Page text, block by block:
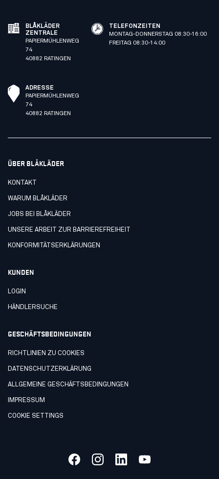
BLÅKLÄDER
ZENTRALE
PAPIERMÜHLENWEG
74
40882 RATINGEN
TELEFONZEITEN
MONTAG-DONNERSTAG 08:30-16:00
FREITAG 08:30-14:00
ADRESSE
PAPIERMÜHLENWEG
74
40882 RATINGEN
ÜBER BLÅKLÄDER
KONTAKT
WARUM BLÅKLÄDER
JOBS BEI BLÅKLÄDER
UNSERE ARBEIT ZUR BARRIEREFREIHEIT
KONFORMITÄTSERKLÄRUNGEN
KUNDEN
LOGIN
HÄNDLERSUCHE
GESCHÄFTSBEDINGUNGEN
RICHTLINIEN ZU COOKIES
DATENSCHUTZERKLÄRUNG
ALLGEMEINE GESCHÄFTSBEDINGUNGEN
IMPRESSUM
COOKIE SETTINGS